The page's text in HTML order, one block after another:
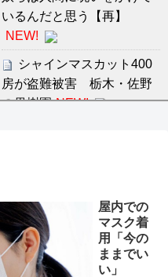
いるんだと思う【再】
NEW!
シャインマスカット400
房が盗難被害 栃木・佐野
の果樹園 NEW!
セ・リーグ出塁回数ラン
キング 直近3週間｜2026年
8/3まで
【地獄のような聴聞会】
屋内での
マスク着
用「今の
ままでい
い」